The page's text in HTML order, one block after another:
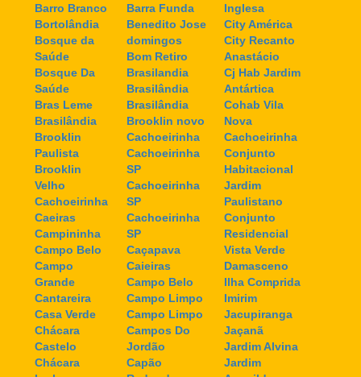
Barro Branco
Bortolândia
Bosque da
Saúde
Bosque Da
Saúde
Bras Leme
Brasilândia
Brooklin
Paulista
Brooklin
Velho
Cachoeirinha
Caeiras
Campininha
Campo Belo
Campo
Grande
Cantareira
Casa Verde
Chácara
Castelo
Chácara
Barra Funda
Benedito Jose
domingos
Bom Retiro
Brasilandia
Brasilândia
Brasilândia
Brooklin novo
Cachoeirinha
Cachoeirinha
SP
Cachoeirinha
SP
Cachoeirinha
SP
Caçapava
Caieiras
Campo Belo
Campo Limpo
Campo Limpo
Campos Do
Jordão
Capão
Inglesa
City América
City Recanto
Anastácio
Cj Hab Jardim
Antártica
Cohab Vila
Nova
Cachoeirinha
Conjunto
Habitacional
Jardim
Paulistano
Conjunto
Residencial
Vista Verde
Damasceno
Ilha Comprida
Imirim
Jacupiranga
Jaçanã
Jardim Alvina
Jardim